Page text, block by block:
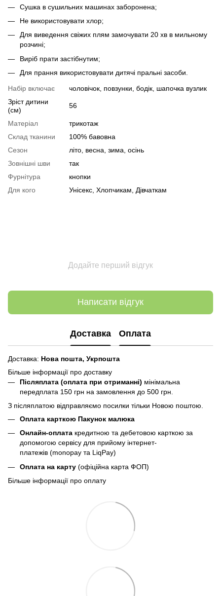
Сушка в сушильних машинах заборонена;
Не використовувати хлор;
Для виведення свіжих плям замочувати 20 хв в мильному
розчині;
Виріб прати застібнутим;
Для прання використовувати дитячі пральні засоби.
Набір включає
чоловічок, повзунки, бодік, шапочка вузлик
Зріст дитини
(см)
56
Матеріал
трикотаж
Склад тканини
100% бавовна
Сезон
літо, весна, зима, осінь
Зовнішні шви
так
Фурнітура
кнопки
Для кого
Унісекс, Хлопчикам, Дівчаткам
Додайте перший відгук
Написати відгук
Доставка Оплата
Доставка: Нова пошта, Укрпошта
Більше інформації про доставку
Післяплата (оплата при отриманні) мінімальна
передплата 150 грн на замовлення до 500 грн.
З післяплатою відправляємо посилки тільки Новою поштою.
Оплата карткою Пакунок малюка
Онлайн-оплата кредитною та дебетовою карткою за
допомогою сервісу для прийому інтернет-
платежів (monopay та LiqPay)
Оплата на карту (офіційна карта ФОП)
Більше інформації про оплату